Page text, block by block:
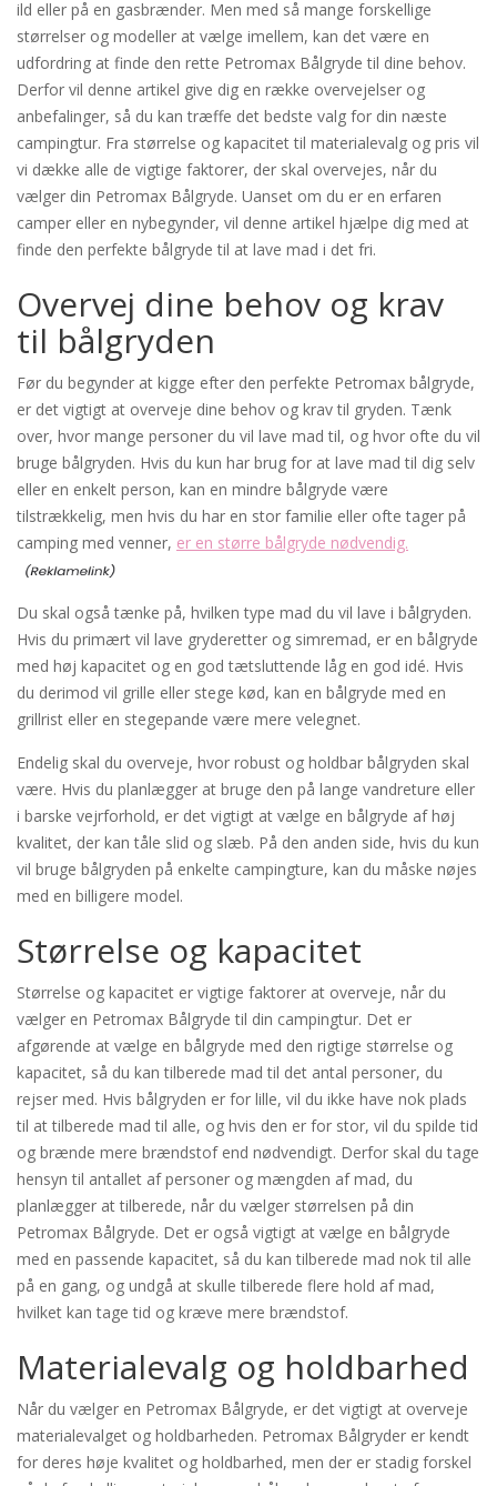
ild eller på en gasbrænder. Men med så mange forskellige
størrelser og modeller at vælge imellem, kan det være en
udfordring at finde den rette Petromax Bålgryde til dine behov.
Derfor vil denne artikel give dig en række overvejelser og
anbefalinger, så du kan træffe det bedste valg for din næste
campingtur. Fra størrelse og kapacitet til materialevalg og pris vil
vi dække alle de vigtige faktorer, der skal overvejes, når du
vælger din Petromax Bålgryde. Uanset om du er en erfaren
camper eller en nybegynder, vil denne artikel hjælpe dig med at
finde den perfekte bålgryde til at lave mad i det fri.
Overvej dine behov og krav
til bålgryden
Før du begynder at kigge efter den perfekte Petromax bålgryde,
er det vigtigt at overveje dine behov og krav til gryden. Tænk
over, hvor mange personer du vil lave mad til, og hvor ofte du vil
bruge bålgryden. Hvis du kun har brug for at lave mad til dig selv
eller en enkelt person, kan en mindre bålgryde være
tilstrækkelig, men hvis du har en stor familie eller ofte tager på
camping med venner, er en større bålgryde nødvendig.
Du skal også tænke på, hvilken type mad du vil lave i bålgryden.
Hvis du primært vil lave gryderetter og simremad, er en bålgryde
med høj kapacitet og en god tætsluttende låg en god idé. Hvis
du derimod vil grille eller stege kød, kan en bålgryde med en
grillrist eller en stegepande være mere velegnet.
Endelig skal du overveje, hvor robust og holdbar bålgryden skal
være. Hvis du planlægger at bruge den på lange vandreture eller
i barske vejrforhold, er det vigtigt at vælge en bålgryde af høj
kvalitet, der kan tåle slid og slæb. På den anden side, hvis du kun
vil bruge bålgryden på enkelte campingture, kan du måske nøjes
med en billigere model.
Størrelse og kapacitet
Størrelse og kapacitet er vigtige faktorer at overveje, når du
vælger en Petromax Bålgryde til din campingtur. Det er
afgørende at vælge en bålgryde med den rigtige størrelse og
kapacitet, så du kan tilberede mad til det antal personer, du
rejser med. Hvis bålgryden er for lille, vil du ikke have nok plads
til at tilberede mad til alle, og hvis den er for stor, vil du spilde tid
og brænde mere brændstof end nødvendigt. Derfor skal du tage
hensyn til antallet af personer og mængden af mad, du
planlægger at tilberede, når du vælger størrelsen på din
Petromax Bålgryde. Det er også vigtigt at vælge en bålgryde
med en passende kapacitet, så du kan tilberede mad nok til alle
på en gang, og undgå at skulle tilberede flere hold af mad,
hvilket kan tage tid og kræve mere brændstof.
Materialevalg og holdbarhed
Når du vælger en Petromax Bålgryde, er det vigtigt at overveje
materialevalget og holdbarheden. Petromax Bålgryder er kendt
for deres høje kvalitet og holdbarhed, men der er stadig forskel